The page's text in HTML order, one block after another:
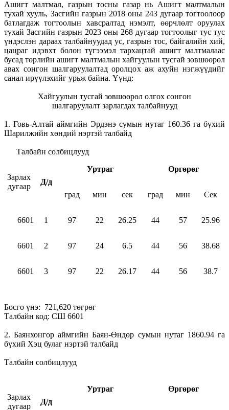
Ашигт малтмал, газрын тосны газар нь Ашигт малтмалын
тухай хууль, Засгийн газрын 2018 оны 243 дугаар тогтоолоор
батлагдаж тогтоолын хавсралтад нэмэлт, өөрчлөлт оруулах
тухай Засгийн газрын 2023 оны 268 дугаар тогтоолыг тус тус
үндэслэн дараах талбайнуудад ус, газрын тос, байгалийн хий,
цацраг идэвхт болон түгээмэл тархацтай ашигт малтмалаас
бусад төрлийн ашигт малтмалын хайгуулын тусгай зөвшөөрөл
авах сонгон шалгаруулалтад оролцох аж ахуйн нэгжүүдийг
санал ирүүлэхийг урьж байна. Үүнд:
Хайгуулын тусгай зөвшөөрөл олгох сонгон
шалгаруулалт зарлагдах талбайнууд
1. Говь-Алтай аймгийн Эрдэнэ сумын нутаг 160.36 га бүхий
Шарилжийн хөндий нэртэй талбайд
Талбайн солбицлууд
Зарлах
дугаар
Д/д
Уртраг Өргөрөг
град мин сек град мин Сек
6601 1 97 22 26.25 44 57 25.96
6601 2 97 24 6.5 44 56 38.68
6601 3 97 22 26.17 44 56 38.7
Босго үнэ: 721,620 төгрөг
Талбайн код: СШ 6601
2. Баянхонгор аймгийн Баян-Өндөр сумын нутаг 1860.94 га
бүхий Хэц булаг нэртэй талбайд
Талбайн солбицлууд
Зарлах
дугаар
Д/д
Уртраг Өргөрөг